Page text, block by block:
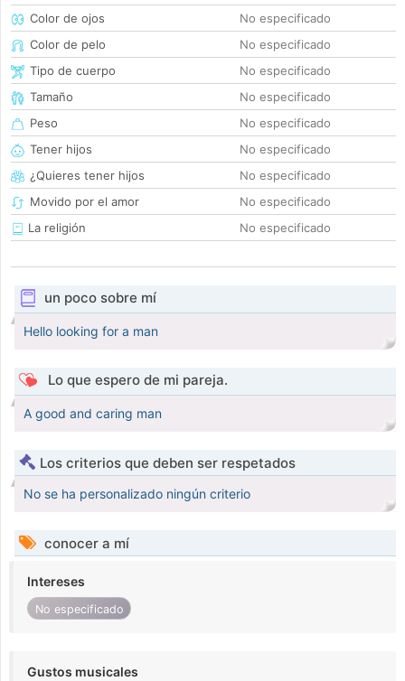
Color de ojos
No especificado
Color de pelo
No especificado
Tipo de cuerpo
No especificado
Tamaño
No especificado
Peso
No especificado
Tener hijos
No especificado
¿Quieres tener hijos
No especificado
Movido por el amor
No especificado
La religión
No especificado
un poco sobre mí
Hello looking for a man
Lo que espero de mi pareja.
A good and caring man
Los criterios que deben ser respetados
No se ha personalizado ningún criterio
conocer a mí
Intereses
No especificado
Gustos musicales